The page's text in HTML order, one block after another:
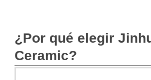
¿Por qué elegir
Ceramic?